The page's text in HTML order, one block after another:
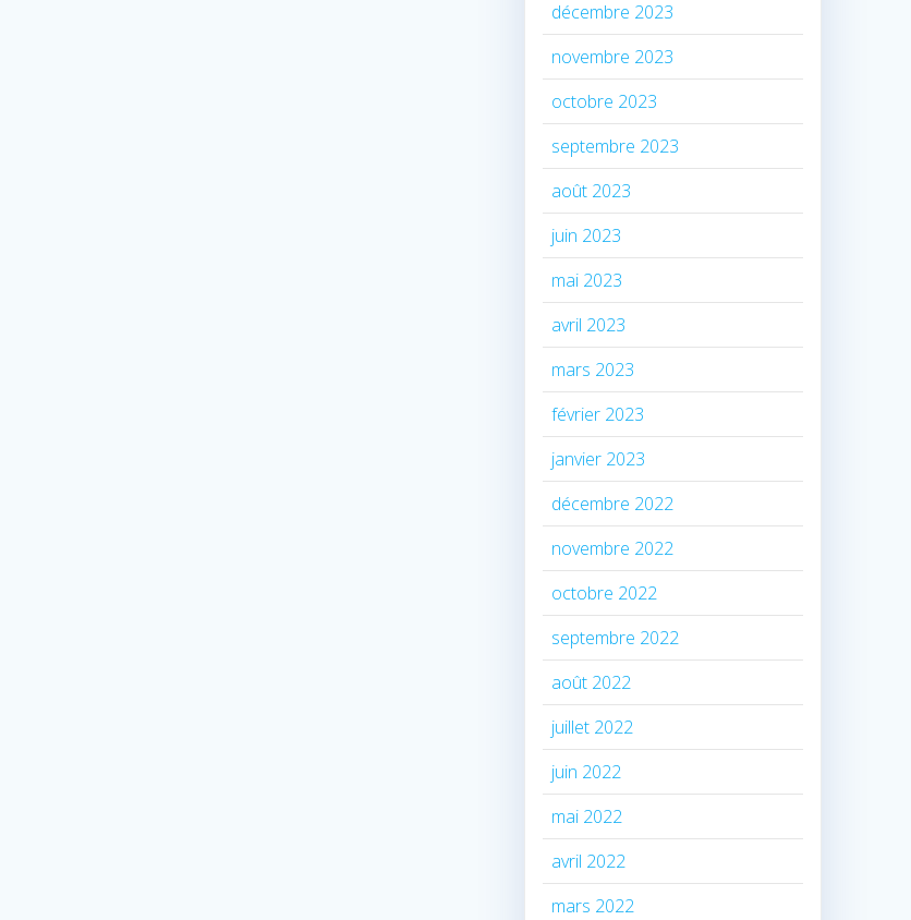
décembre 2023
novembre 2023
octobre 2023
septembre 2023
août 2023
juin 2023
mai 2023
avril 2023
mars 2023
février 2023
janvier 2023
décembre 2022
novembre 2022
octobre 2022
septembre 2022
août 2022
juillet 2022
juin 2022
mai 2022
avril 2022
mars 2022